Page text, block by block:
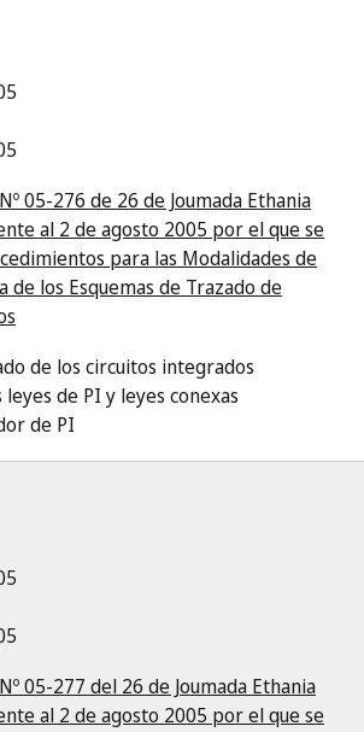
05-276 de 26 de Joumada Ethania
al 2 de agosto 2005 por el que se
para las Modalidades de
de los Esquemas de Trazado de
de los circuitos integrados
de PI y leyes conexas
de PI
05-277 del 26 de Joumada Ethania
al 2 de agosto 2005 por el que se